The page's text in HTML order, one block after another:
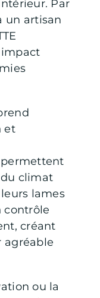
Par
un artisan
impact
et
climat
lames
contrôle
créant
agréable
ou la